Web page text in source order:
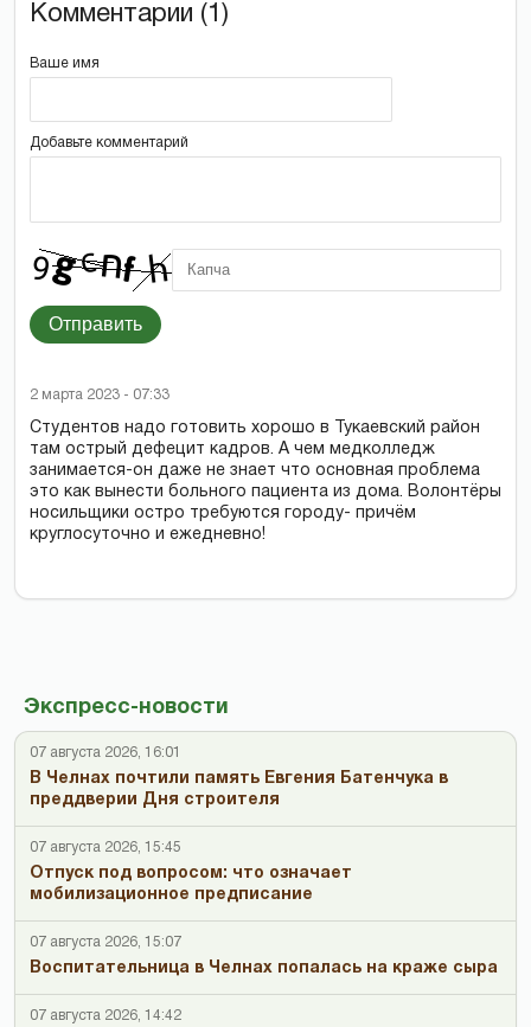
Экспресс-новости
07 августа 2026, 16:01
В Челнах почтили память Евгения Батенчука в
преддверии Дня строителя
07 августа 2026, 15:45
Отпуск под вопросом: что означает
мобилизационное предписание
07 августа 2026, 15:07
Воспитательница в Челнах попалась на краже сыра
07 августа 2026, 14:42
Комментарии (1)
Ваше имя
Добавьте комментарий
Отправить
2 марта 2023 - 07:33
Студентов надо готовить хорошо в Тукаевский район
там острый дефецит кадров. А чем медколледж
занимается-он даже не знает что основная проблема
это как вынести больного пациента из дома. Волонтёры
носильщики остро требуются городу- причём
круглосуточно и ежедневно!